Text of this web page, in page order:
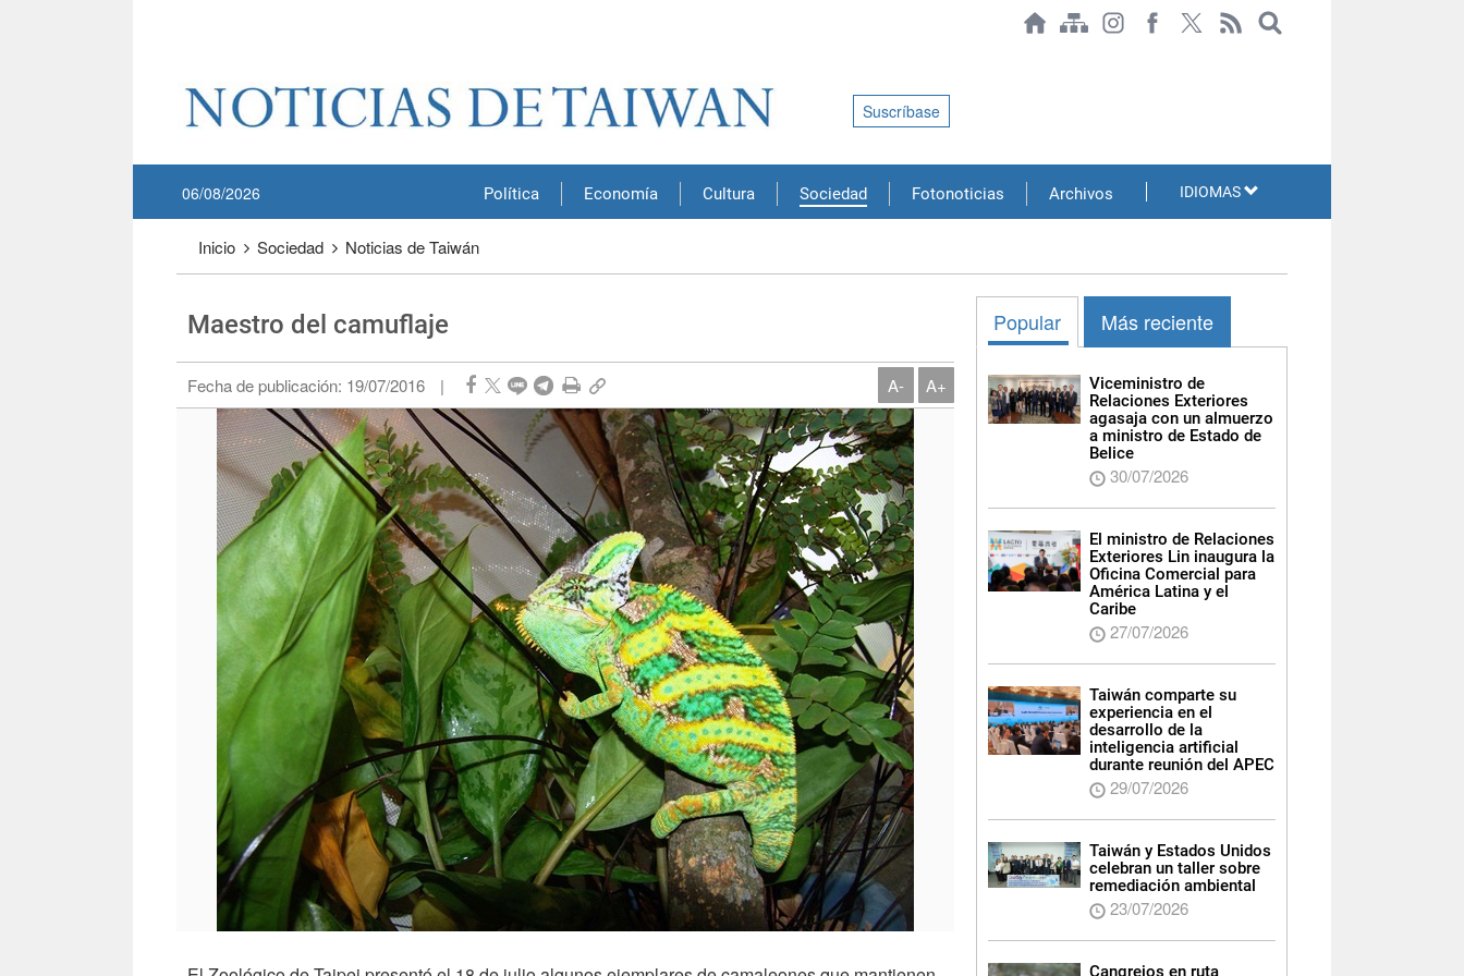
Política Economía Cultura Sociedad Fotonoticias Archivos
06/08/2026
Suscríbase
IDIOMAS
Inicio Sociedad Noticias de Taiwán
Maestro del camuflaje
Fecha de publicación: 19/07/2016 | A- A+
Popular Más reciente
Viceministro de
Relaciones Exteriores
agasaja con un almuerzo
a ministro de Estado de
Belice
30/07/2026
El ministro de Relaciones
Exteriores Lin inaugura la
Oficina Comercial para
América Latina y el
Caribe
27/07/2026
Taiwán comparte su
experiencia en el
desarrollo de la
inteligencia artificial
durante reunión del APEC
29/07/2026
Taiwán y Estados Unidos
celebran un taller sobre
remediación ambiental
23/07/2026
Cangrejos en ruta